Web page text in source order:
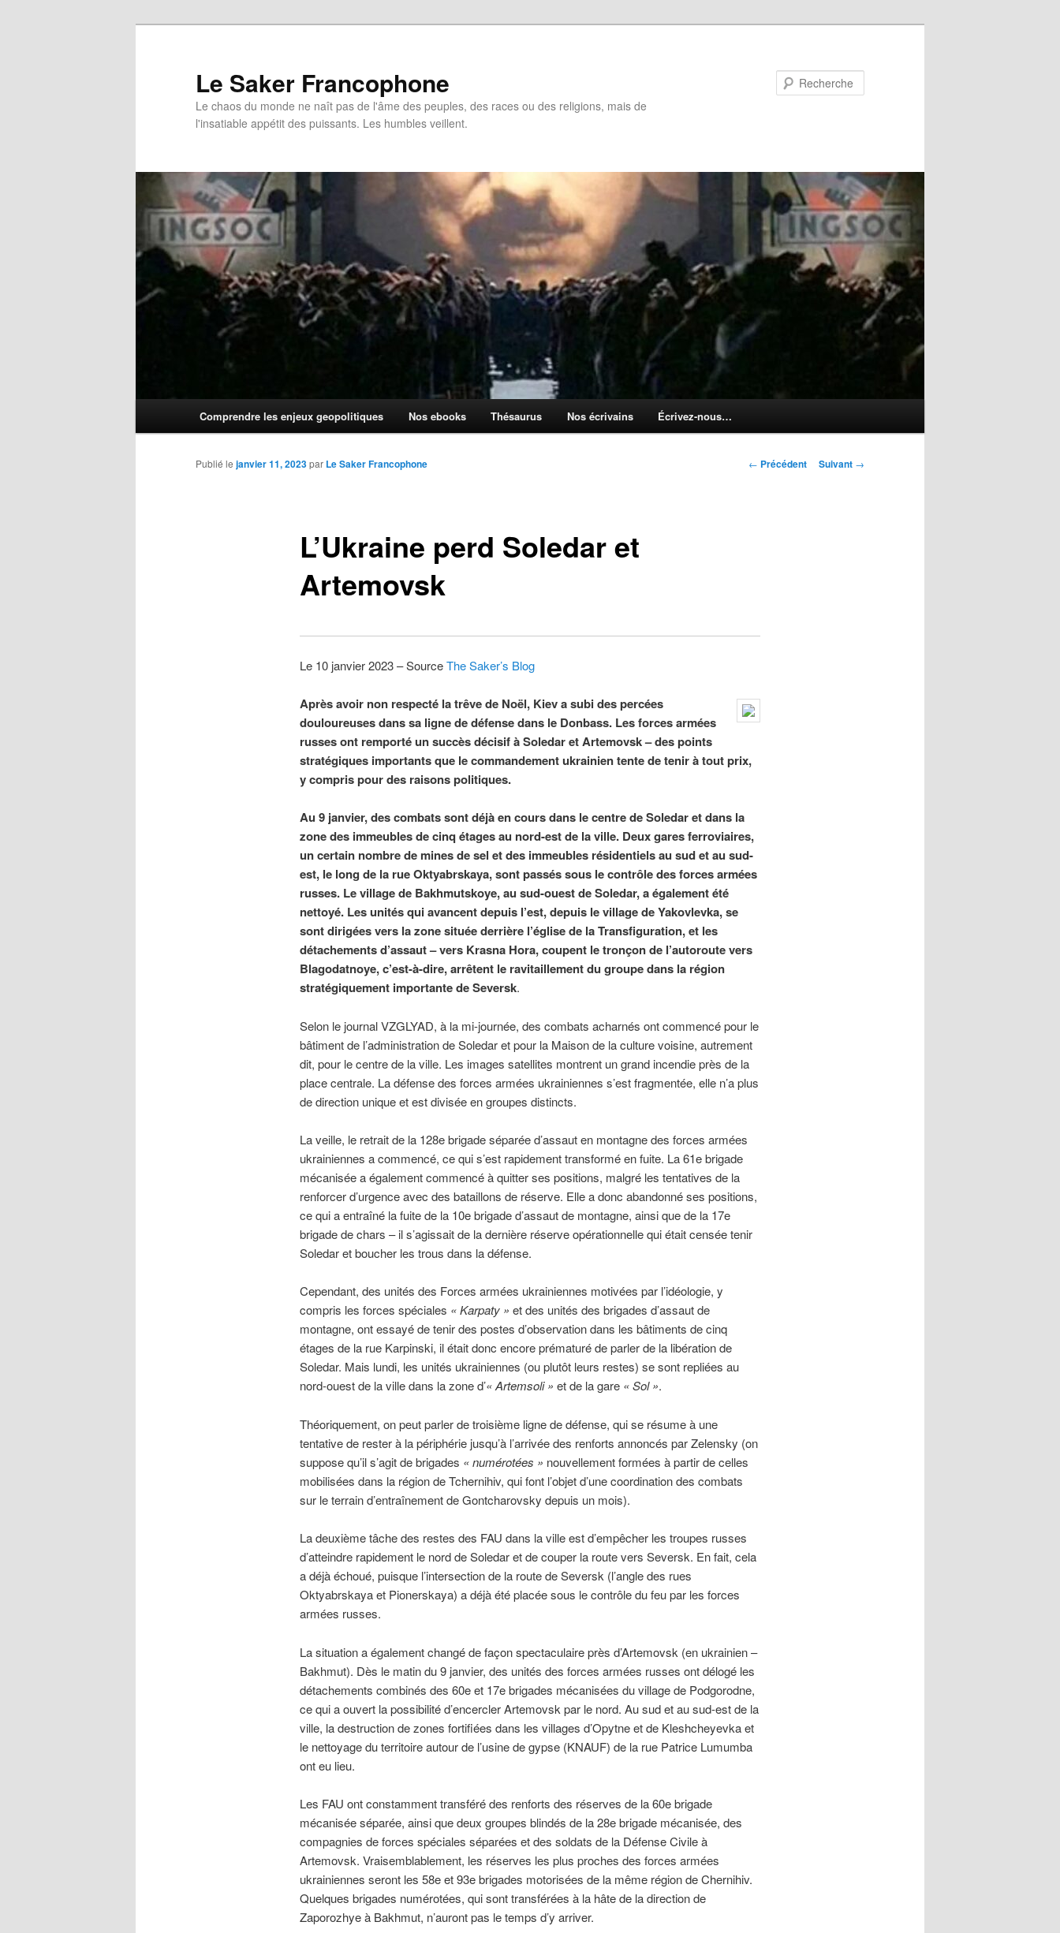
Le Saker Francophone
Le chaos du monde ne naît pas de l'âme des peuples, des races ou des religions, mais de
l'insatiable appétit des puissants. Les humbles veillent.
Comprendre les enjeux geopolitiques Nos ebooks Thésaurus Nos écrivains Écrivez-nous…
Navigation
← Précédent Suivant →
L’Ukraine perd Soledar et
Artemovsk
Publié le janvier 11, 2023par Le Saker Francophone
Le 10 janvier 2023 – SourceThe Saker’s Blog
Après avoir non respecté la trêve de Noël, Kiev a subi des percées
douloureuses dans sa ligne de défense dans le Donbass. Les forces armées
russes ont remporté un succès décisif à Soledar et Artemovsk – des points
stratégiques importants que le commandement ukrainien tente de tenir à tout prix,
y compris pour des raisons politiques.
Au 9 janvier, des combats sont déjà en cours dans le centre de Soledar et dans la
zone des immeubles de cinq étages au nord-est de la ville. Deux gares ferroviaires,
un certain nombre de mines de sel et des immeubles résidentiels au sud et au sud-
est, le long de la rue Oktyabrskaya, sont passés sous le contrôle des forces armées
russes. Le village de Bakhmutskoye, au sud-ouest de Soledar, a également été
nettoyé. Les unités qui avancent depuis l’est, depuis le village de Yakovlevka, se
sont dirigées vers la zone située derrière l’église de la Transfiguration, et les
détachements d’assaut – vers Krasna Hora, coupent le tronçon de l’autoroute vers
Blagodatnoye, c’est-à-dire, arrêtent le ravitaillement du groupe dans la région
stratégiquement importante de Seversk.
Selon le journal VZGLYAD, à la mi-journée, des combats acharnés ont commencé pour le
bâtiment de l’administration de Soledar et pour la Maison de la culture voisine, autrement
dit, pour le centre de la ville. Les images satellites montrent un grand incendie près de la
place centrale. La défense des forces armées ukrainiennes s’est fragmentée, elle n’a plus
de direction unique et est divisée en groupes distincts.
La veille, le retrait de la 128e brigade séparée d’assaut en montagne des forces armées
ukrainiennes a commencé, ce qui s’est rapidement transformé en fuite. La 61e brigade
mécanisée a également commencé à quitter ses positions, malgré les tentatives de la
renforcer d’urgence avec des bataillons de réserve. Elle a donc abandonné ses positions,
ce qui a entraîné la fuite de la 10e brigade d’assaut de montagne, ainsi que de la 17e
brigade de chars – il s’agissait de la dernière réserve opérationnelle qui était censée tenir
Soledar et boucher les trous dans la défense.
Cependant, des unités des Forces armées ukrainiennes motivées par l’idéologie, y
compris les forces spéciales « Karpaty » et des unités des brigades d’assaut de
montagne, ont essayé de tenir des postes d’observation dans les bâtiments de cinq
étages de la rue Karpinski, il était donc encore prématuré de parler de la libération de
Soledar. Mais lundi, les unités ukrainiennes (ou plutôt leurs restes) se sont repliées au
nord-ouest de la ville dans la zone d’« Artemsoli » et de la gare « Sol ».
Théoriquement, on peut parler de troisième ligne de défense, qui se résume à une
tentative de rester à la périphérie jusqu’à l’arrivée des renforts annoncés par Zelensky (on
suppose qu’il s’agit de brigades « numérotées » nouvellement formées à partir de celles
mobilisées dans la région de Tchernihiv, qui font l’objet d’une coordination des combats
sur le terrain d’entraînement de Gontcharovsky depuis un mois).
La deuxième tâche des restes des FAU dans la ville est d’empêcher les troupes russes
d’atteindre rapidement le nord de Soledar et de couper la route vers Seversk. En fait, cela
a déjà échoué, puisque l’intersection de la route de Seversk (l’angle des rues
Oktyabrskaya et Pionerskaya) a déjà été placée sous le contrôle du feu par les forces
armées russes.
La situation a également changé de façon spectaculaire près d’Artemovsk (en ukrainien –
Bakhmut). Dès le matin du 9 janvier, des unités des forces armées russes ont délogé les
détachements combinés des 60e et 17e brigades mécanisées du village de Podgorodne,
ce qui a ouvert la possibilité d’encercler Artemovsk par le nord. Au sud et au sud-est de la
ville, la destruction de zones fortifiées dans les villages d’Opytne et de Kleshcheyevka et
le nettoyage du territoire autour de l’usine de gypse (KNAUF) de la rue Patrice Lumumba
ont eu lieu.
Les FAU ont constamment transféré des renforts des réserves de la 60e brigade
mécanisée séparée, ainsi que deux groupes blindés de la 28e brigade mécanisée, des
compagnies de forces spéciales séparées et des soldats de la Défense Civile à
Artemovsk. Vraisemblablement, les réserves les plus proches des forces armées
ukrainiennes seront les 58e et 93e brigades motorisées de la même région de Chernihiv.
Quelques brigades numérotées, qui sont transférées à la hâte de la direction de
Zaporozhye à Bakhmut, n’auront pas le temps d’y arriver.